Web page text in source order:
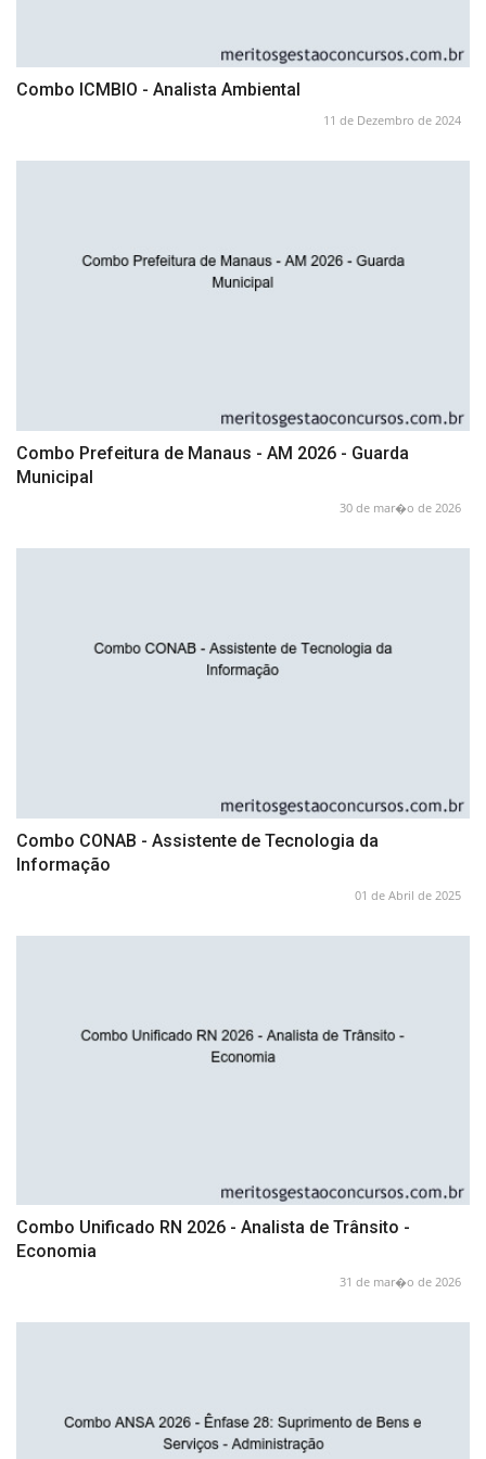
Combo ICMBIO - Analista Ambiental
11 de Dezembro de 2024
Combo Prefeitura de Manaus - AM 2026 - Guarda
Municipal
30 de mar�o de 2026
Combo CONAB - Assistente de Tecnologia da
Informação
01 de Abril de 2025
Combo Unificado RN 2026 - Analista de Trânsito -
Economia
31 de mar�o de 2026